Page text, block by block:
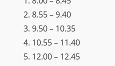
8.55 – 9.40
9.50 – 10.35
10.55 – 11.40
12.00 – 12.45